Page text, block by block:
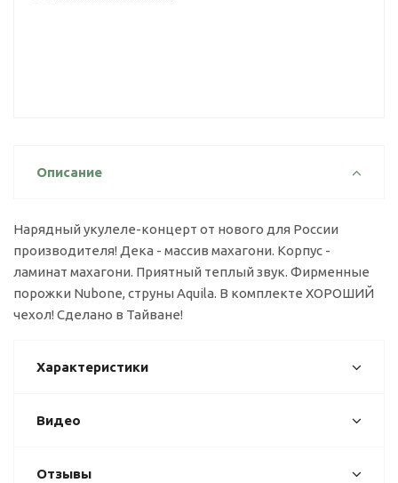
Описание
Нарядный укулеле-концерт от нового для России
производителя! Дека - массив махагони. Корпус -
ламинат махагони. Приятный теплый звук. Фирменные
порожки Nubone, струны Aquila. В комплекте ХОРОШИЙ
чехол! Сделано в Тайване!
Характеристики
Видео
Отзывы